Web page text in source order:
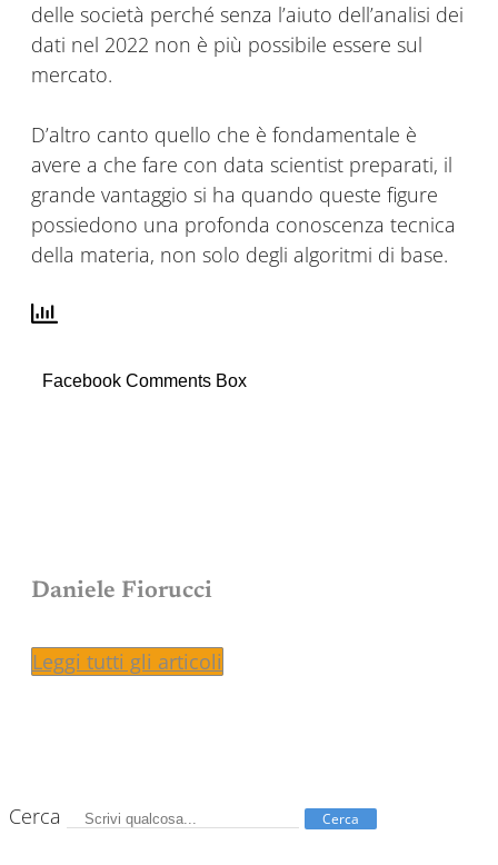
delle società perché senza l’aiuto dell’analisi dei
dati nel 2022 non è più possibile essere sul
mercato.
D’altro canto quello che è fondamentale è
avere a che fare con data scientist preparati, il
grande vantaggio si ha quando queste figure
possiedono una profonda conoscenza tecnica
della materia, non solo degli algoritmi di base.
Facebook Comments Box
Daniele Fiorucci
Leggi tutti gli articoli
Cerca Cerca